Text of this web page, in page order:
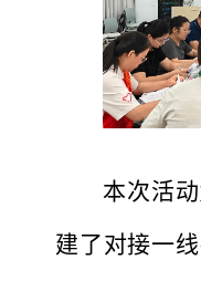
本次活
建了对接一